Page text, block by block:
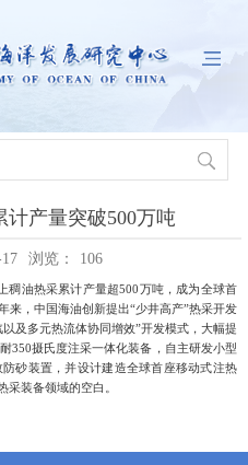
产量突破500万吨
浏览： 106
稠油热采累计产量超500万吨，成为全球首
来，中国海油创新提出“少井高产”热采开发
及多元热流体协同增效”开发模式，大幅提
350摄氏度注采一体化装备，自主研发小型
砂装置，并设计建造全球首座移动式注热
装备领域的空白。